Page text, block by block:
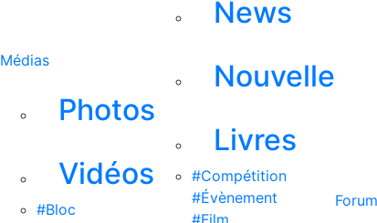
Médias
Photos
Vidéos
#Bloc
News
Nouvelle
Livres
#Compétition
#Évènement
#Film
Forum